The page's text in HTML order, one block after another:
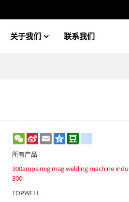
关于我们 联系我们
WeChat
Sina
Weibo
Email Qzone
所有产品
300amps mig mag welding machine
300i
TOPWELL